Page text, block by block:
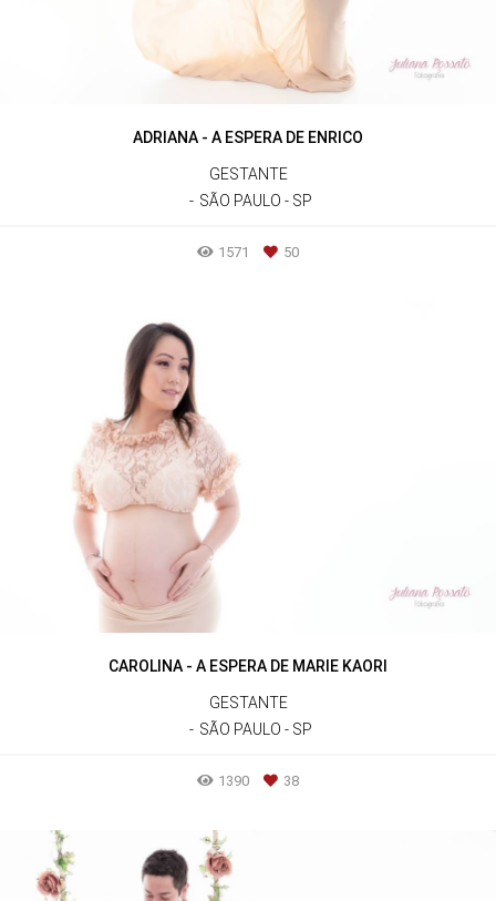
ADRIANA - A ESPERA DE ENRICO
GESTANTE
SÃO PAULO - SP
1571 50
CAROLINA - A ESPERA DE MARIE KAORI
GESTANTE
SÃO PAULO - SP
1390 38